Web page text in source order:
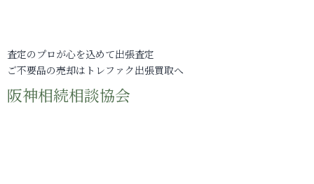
査定のプロが心を込めて出張査定
ご不要品の売却はトレファク出張買取へ
阪神相続相談協会